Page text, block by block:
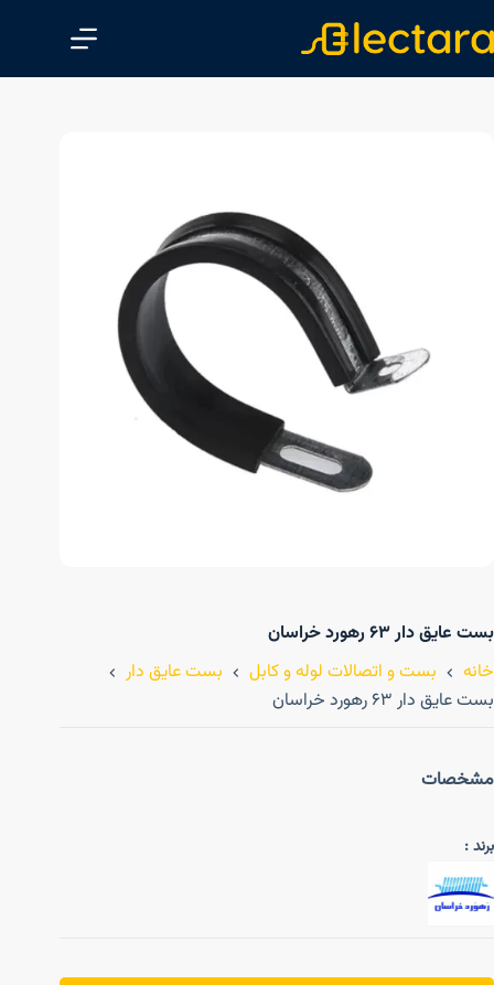
ش
بست عایق دار ۶۳ رهورد خراسان
خانه
بست و اتصالات لوله و کابل
بست عایق دار
بست عایق دار ۶۳ رهورد خراسان
مشخصات
برند :